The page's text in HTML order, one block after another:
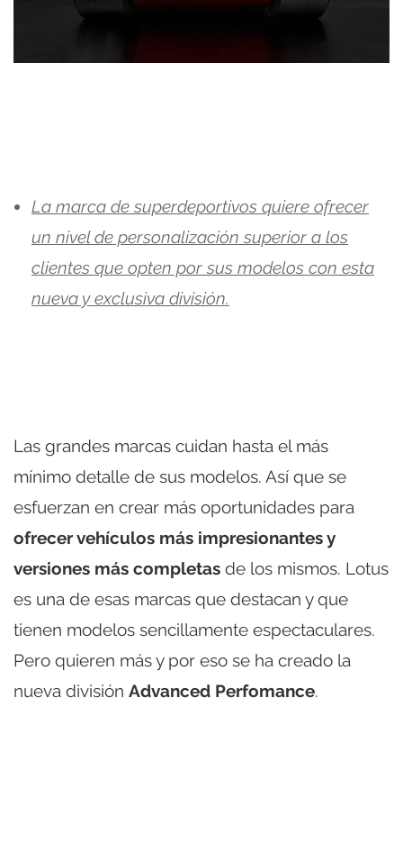
La marca de superdeportivos quiere ofrecer
un nivel de personalización superior a los
clientes que opten por sus modelos con esta
nueva y exclusiva división.
Las grandes marcas cuidan hasta el más
mínimo detalle de sus modelos. Así que se
esfuerzan en crear más oportunidades para
ofrecer vehículos más impresionantes y
versiones más completas de los mismos. Lotus
es una de esas marcas que destacan y que
tienen modelos sencillamente espectaculares.
Pero quieren más y por eso se ha creado la
nueva división Advanced Perfomance.